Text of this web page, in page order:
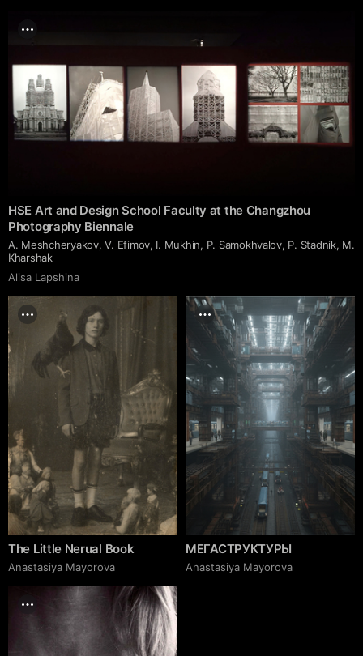
HSE Art and Design School Faculty at the Changzhou
Photography Biennale
A. Meshcheryakov, V. Efimov, I. Mukhin, P. Samokhvalov, P. Stadnik, M.
Kharshak
Аlisa Lapshina
The Little Nerual Book
Anastasiya Mayorova
МЕГАСТРУКТУРЫ
Anastasiya Mayorova